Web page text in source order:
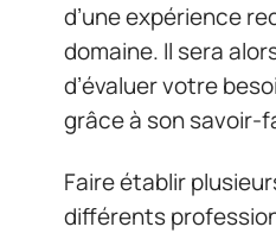
d’une expérience
domaine. Il sera
d’évaluer votre
grâce à son savoir-
Faire établir
différents